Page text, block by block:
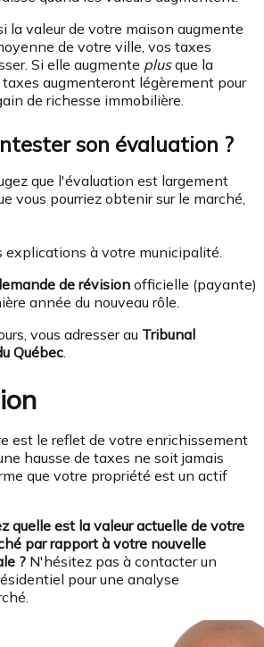
la valeur de votre maison augmente
de votre ville, vos taxes
Si elle augmente plusque la
augmenteront légèrement pour
de richesse immobilière.
son évaluation ?
que l'évaluation est largement
vous pourriez obtenir sur le marché,
explications à votre municipalité.
de révision officielle (payante)
année du nouveau rôle.
vous adresser au Tribunal
Québec.
est le reflet de votre enrichissement
hausse de taxes ne soit jamais
que votre propriété est un actif
quelle est la valeur actuelle de votre
par rapport à votre nouvelle
? N'hésitez pas à contacter un
pour une analyse